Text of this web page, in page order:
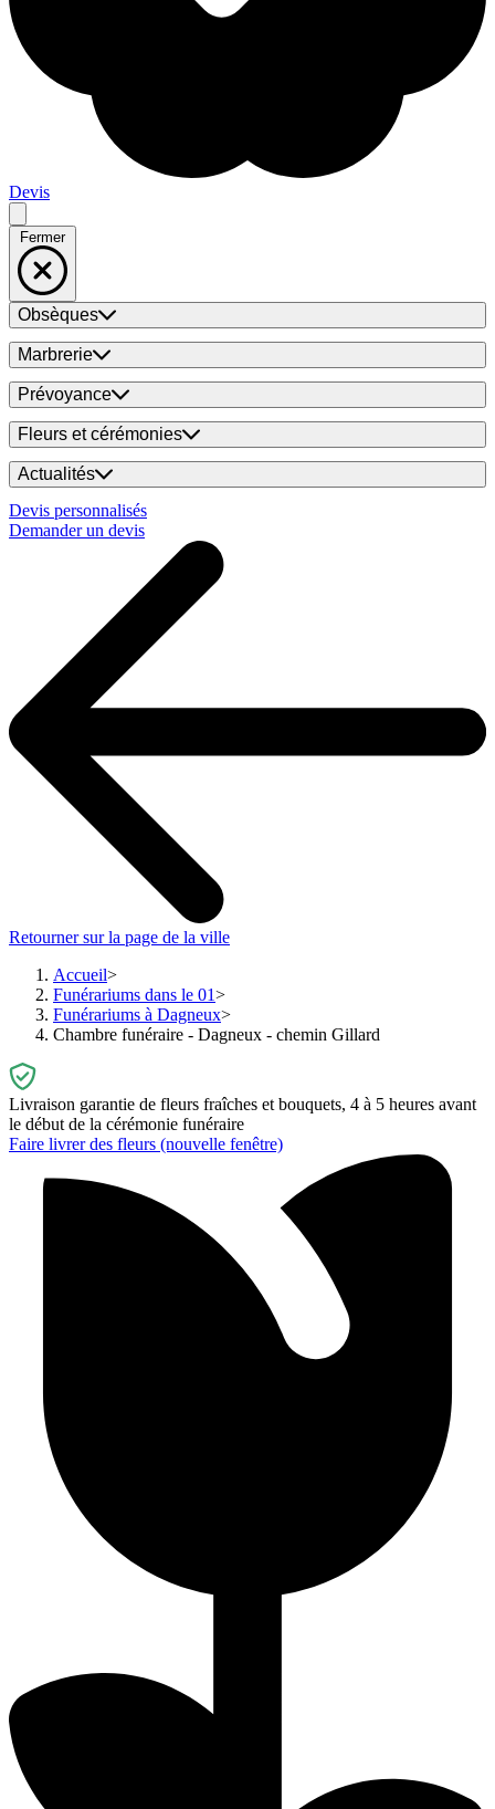
Devis
Fermer
Obsèques
Marbrerie
Prévoyance
Fleurs et cérémonies
Actualités
Devis personnalisés
Demander un devis
Retourner sur la page de la ville
Accueil
Funérariums dans le 01
Funérariums à Dagneux
Chambre funéraire - Dagneux - chemin Gillard
Livraison garantie de fleurs fraîches et bouquets, 4 à 5 heures avant
le début de la cérémonie funéraire
Faire livrer des fleurs (nouvelle fenêtre)